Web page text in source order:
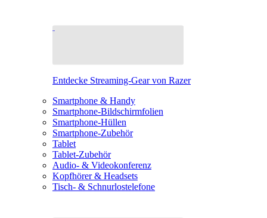
Entdecke Streaming-Gear von Razer
Smartphone & Handy
Smartphone-Bildschirmfolien
Smartphone-Hüllen
Smartphone-Zubehör
Tablet
Tablet-Zubehör
Audio- & Videokonferenz
Kopfhörer & Headsets
Tisch- & Schnurlostelefone